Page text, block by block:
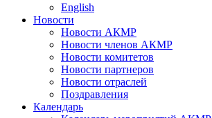
English
Новости
Новости АКМР
Новости членов АКМР
Новости комитетов
Новости партнеров
Новости отраслей
Поздравления
Календарь